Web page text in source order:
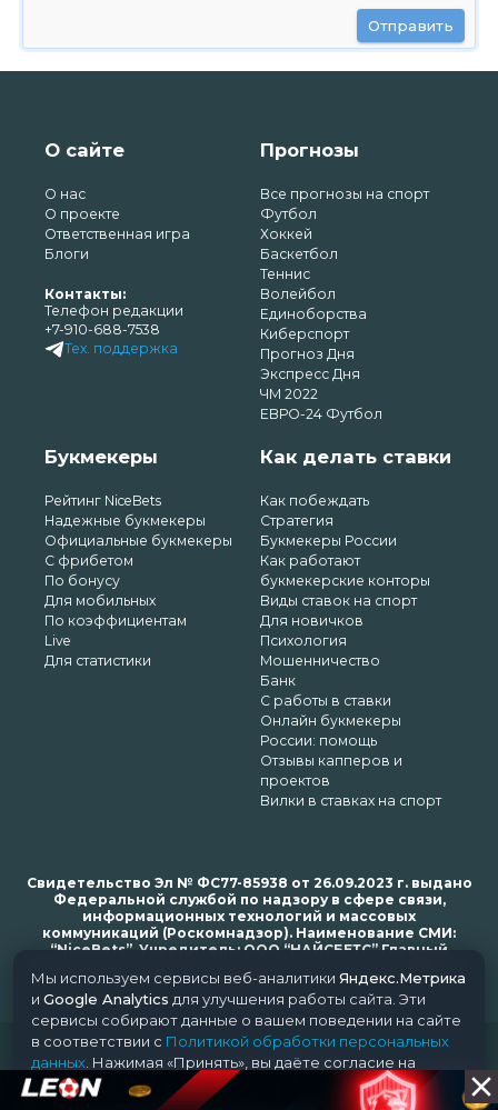
Отправить
О сайте
О нас
О проекте
Ответственная игра
Блоги
Контакты:
Телефон редакции
+7-910-688-7538
Тех. поддержка
Прогнозы
Все прогнозы на спорт
Футбол
Хоккей
Баскетбол
Теннис
Волейбол
Единоборства
Киберспорт
Прогноз Дня
Экспресс Дня
ЧМ 2022
ЕВРО-24 Футбол
Букмекеры
Рейтинг NiceBets
Надежные букмекеры
Официальные букмекеры
С фрибетом
По бонусу
Для мобильных
По коэффициентам
Live
Для статистики
Как делать ставки
Как побеждать
Стратегия
Букмекеры России
Как работают
букмекерские конторы
Виды ставок на спорт
Для новичков
Психология
Мошенничество
Банк
С работы в ставки
Онлайн букмекеры
России: помощь
Отзывы капперов и
проектов
Вилки в ставках на спорт
Свидетельство Эл № ФС77-85938 от 26.09.2023 г. выдано
Федеральной службой по надзору в сфере связи,
информационных технологий и массовых
коммуникаций (Роскомнадзор). Наименование СМИ:
“NiceBets”. Учредитель: ООО “НАЙСБЕТС” Главный
bets.ru
© 2018-2024 NiceBets. 18+
Мы используем сервисы веб-аналитики Яндекс.Метрика
и Google Analytics для улучшения работы сайта. Эти
сервисы собирают данные о вашем поведении на сайте
в соответствии с Политикой обработки персональных
данных . Нажимая «Принять», вы даёте согласие на
обработку ваших данных этими сервисами.